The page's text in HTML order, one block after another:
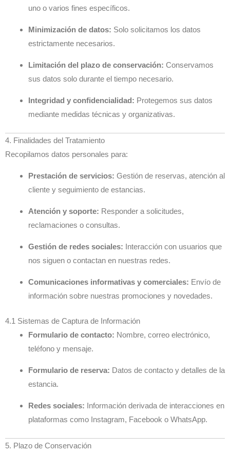
uno o varios fines específicos.
Minimización de datos: Solo solicitamos los datos
estrictamente necesarios.
Limitación del plazo de conservación: Conservamos
sus datos solo durante el tiempo necesario.
Integridad y confidencialidad: Protegemos sus datos
mediante medidas técnicas y organizativas.
4. Finalidades del Tratamiento
Recopilamos datos personales para:
Prestación de servicios: Gestión de reservas, atención al
cliente y seguimiento de estancias.
Atención y soporte: Responder a solicitudes,
reclamaciones o consultas.
Gestión de redes sociales: Interacción con usuarios que
nos siguen o contactan en nuestras redes.
Comunicaciones informativas y comerciales: Envío de
información sobre nuestras promociones y novedades.
4.1 Sistemas de Captura de Información
Formulario de contacto: Nombre, correo electrónico,
teléfono y mensaje.
Formulario de reserva: Datos de contacto y detalles de la
estancia.
Redes sociales: Información derivada de interacciones en
plataformas como Instagram, Facebook o WhatsApp.
5. Plazo de Conservación